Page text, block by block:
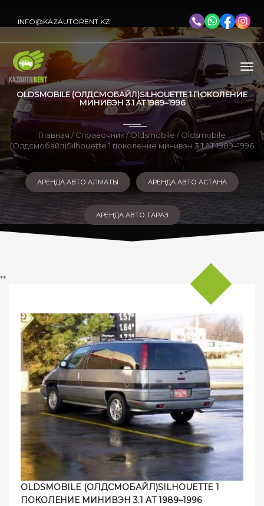
INFO@KAZAUTORENT.KZ
OLDSMOBILE (ОЛДСМОБАЙЛ)SILHOUETTE 1 ПОКОЛЕНИЕ
МИНИВЭН 3.1 AT 1989–1996
Главная /Справочник/Oldsmobile / Oldsmobile
(Олдсмобайл)Silhouette 1 поколение минивэн 3.1 AT 1989–1996
АРЕНДА АВТО АЛМАТЫ АРЕНДА АВТО АСТАНА
АРЕНДА АВТО ТАРАЗ
**
OLDSMOBILE (ОЛДСМОБАЙЛ)SILHOUETTE 1
ПОКОЛЕНИЕ МИНИВЭН 3.1 AT 1989–1996